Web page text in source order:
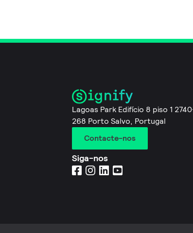
Lagoas Park Edifício 8 piso 1
268 Porto Salvo, Portugal
Contacte-nos
Siga-nos